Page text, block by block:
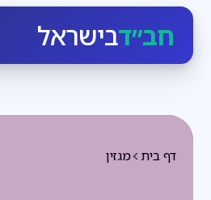
חב״דבישראל
מגזין דף בית